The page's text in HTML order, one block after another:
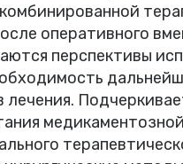
оперативного
перспективы